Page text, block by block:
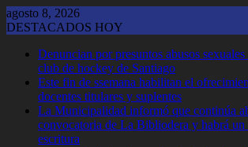
Saltar
al
agosto 8, 2026
DESTACADOS HOY
Denuncian por presuntos abusos
club de hockey de Santiago
Este fin de ssemana habilitan el
docentes titulares y suplentes
La Municipalidad informó que continúa
convocatoria de La Bibliodera y habrá
escritura